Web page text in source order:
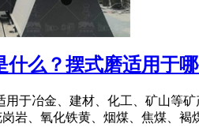
什么？摆式磨适用于
用于冶金、建材、化工、矿山等
岩、氧化铁黄、烟煤、焦煤、褐